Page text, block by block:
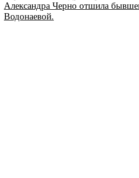
Александра Черно отшила
Водонаевой.